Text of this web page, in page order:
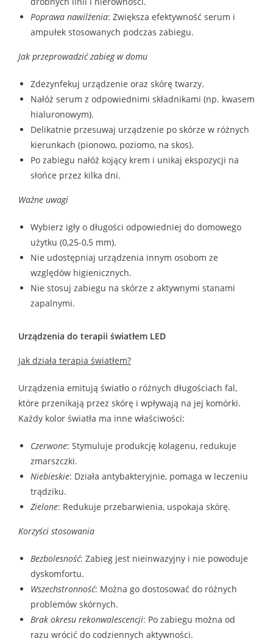
Poprawa nawilżenia: Zwiększa efektywność serum i
ampułek stosowanych podczas zabiegu.
Jak przeprowadzić zabieg w domu
Zdezynfekuj urządzenie oraz skórę twarzy.
Nałóż serum z odpowiednimi składnikami (np. kwasem
hialuronowym).
Delikatnie przesuwaj urządzenie po skórze w różnych
kierunkach (pionowo, poziomo, na skos).
Po zabiegu nałóż kojący krem i unikaj ekspozycji na
słońce przez kilka dni.
Ważne uwagi
Wybierz igły o długości odpowiedniej do domowego
użytku (0,25-0,5 mm).
Nie udostępniaj urządzenia innym osobom ze
względów higienicznych.
Nie stosuj zabiegu na skórze z aktywnymi stanami
zapalnymi.
Urządzenia do terapii światłem LED
Jak działa terapia światłem?
Urządzenia emitują światło o różnych długościach fal,
które przenikają przez skórę i wpływają na jej komórki.
Każdy kolor światła ma inne właściwości:
Czerwone: Stymuluje produkcję kolagenu, redukuje
zmarszczki.
Niebieskie: Działa antybakteryjnie, pomaga w leczeniu
trądziku.
Zielone: Redukuje przebarwienia, uspokaja skórę.
Korzyści stosowania
Bezbolesność: Zabieg jest nieinwazyjny i nie powoduje
dyskomfortu.
Wszechstronność: Można go dostosować do różnych
problemów skórnych.
Brak okresu rekonwalescencji: Po zabiegu można od
razu wrócić do codziennych aktywności.